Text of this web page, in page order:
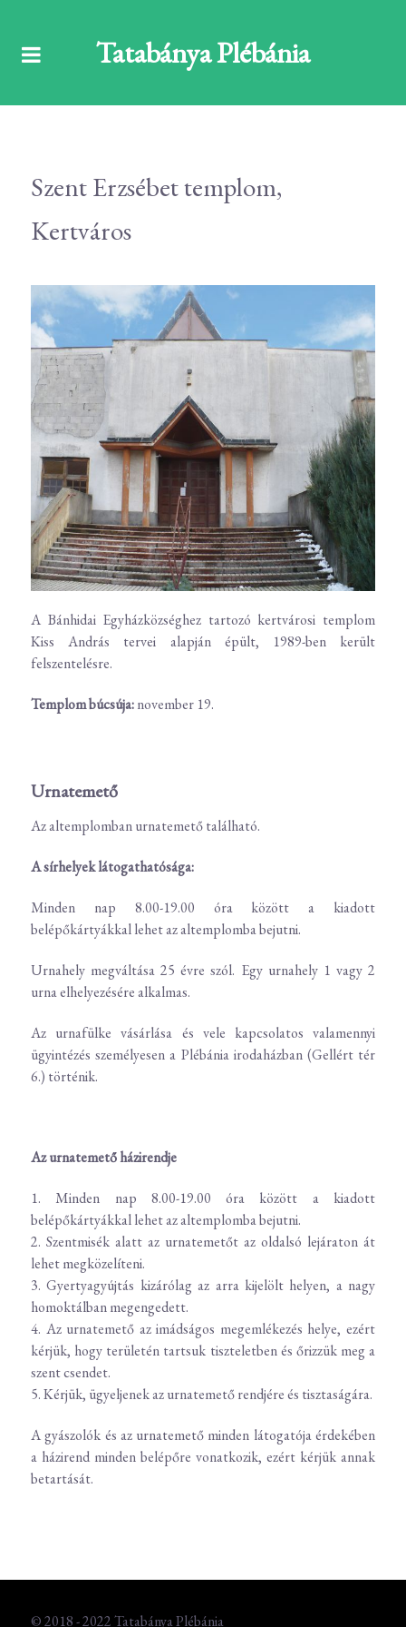
Tatabánya Plébánia
Szent Erzsébet templom,
Kertváros
A Bánhidai Egyházközséghez tartozó kertvárosi templom
Kiss András tervei alapján épült, 1989-ben került
felszentelésre.
Templom búcsúja:november 19.
Urnatemető
Az altemplomban urnatemető található.
A sírhelyek látogathatósága:
Minden nap 8.00-19.00 óra között a kiadott
belépőkártyákkal lehet az altemplomba bejutni.
Urnahely megváltása 25 évre szól. Egy urnahely 1 vagy 2
urna elhelyezésére alkalmas.
Az urnafülke vásárlása és vele kapcsolatos valamennyi
ügyintézés személyesen a Plébánia irodaházban (Gellért tér
6.) történik.
Az urnatemető házirendje
1. Minden nap 8.00-19.00 óra között a kiadott
belépőkártyákkal lehet az altemplomba bejutni.
2. Szentmisék alatt az urnatemetőt az oldalsó lejáraton át
lehet megközelíteni.
3. Gyertyagyújtás kizárólag az arra kijelölt helyen, a nagy
homoktálban megengedett.
4. Az urnatemető az imádságos megemlékezés helye, ezért
kérjük, hogy területén tartsuk tiszteletben és őrizzük meg a
szent csendet.
5. Kérjük, ügyeljenek az urnatemető rendjére és tisztaságára.
A gyászolók és az urnatemető minden látogatója érdekében
a házirend minden belépőre vonatkozik, ezért kérjük annak
betartását.
© 2018 - 2022 Tatabánya Plébánia